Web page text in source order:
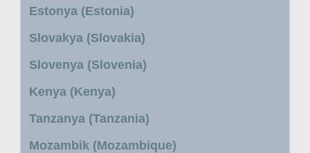
Estonya (Estonia)
Slovakya (Slovakia)
Slovenya (Slovenia)
Kenya (Kenya)
Tanzanya (Tanzania)
Mozambik (Mozambique)